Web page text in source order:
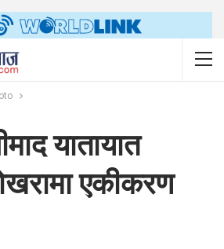
यातायात
एकीकरण